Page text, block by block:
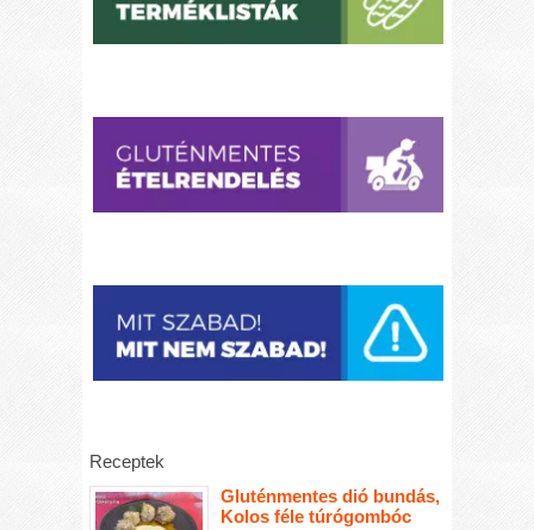
Receptek
Gluténmentes dió bundás,
Kolos féle túrógombóc